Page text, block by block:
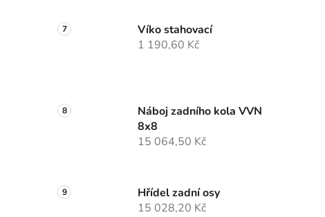
Víko stahovací
1 190,60 Kč
Náboj zadního kola VVN
8x8
15 064,50 Kč
Hřídel zadní osy
15 028,20 Kč